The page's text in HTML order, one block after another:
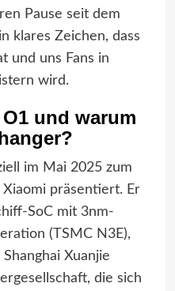
Pause seit dem
klares Zeichen, dass
und uns Fans in
wird.
und warum
im Mai 2025 zum
präsentiert. Er
SoC mit 3nm-
(TSMC N3E),
Xuanjie
die sich